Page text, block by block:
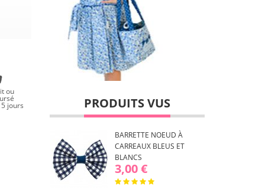
ou
jours PRODUITS VUS
BARRETTE NOEUD À
CARREAUX BLEUS ET
BLANCS
3,00 €